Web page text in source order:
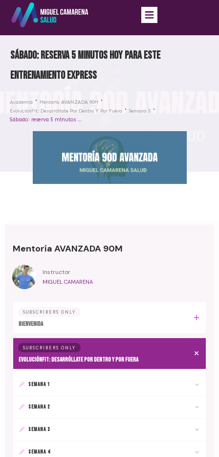
Sábado: reserva 5 minutos hoy para este
entrenamiento express
Academia
Mentoría AVANZADA 90M
EvoluciónFit: Desarróllate Por Dentro Y Por Fuera
Semana 5
Sábado: reserva 5 minutos hoy para este entrenamiento express
Mentoría AVANZADA 90M
Instructor
MIGUEL CAMARENA
SUBSCRIBERS ONLY
BIENVENIDA
SUBSCRIBERS ONLY
EvoluciónFit: desarróllate por dentro y por fuera
SEMANA 1
SEMANA 2
SEMANA 3
SEMANA 4